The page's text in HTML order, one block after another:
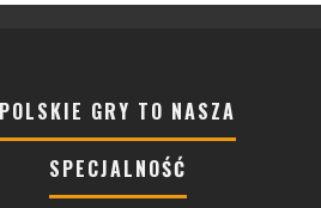
POLSKIE GRY TO NASZA
SPECJALNOŚĆ